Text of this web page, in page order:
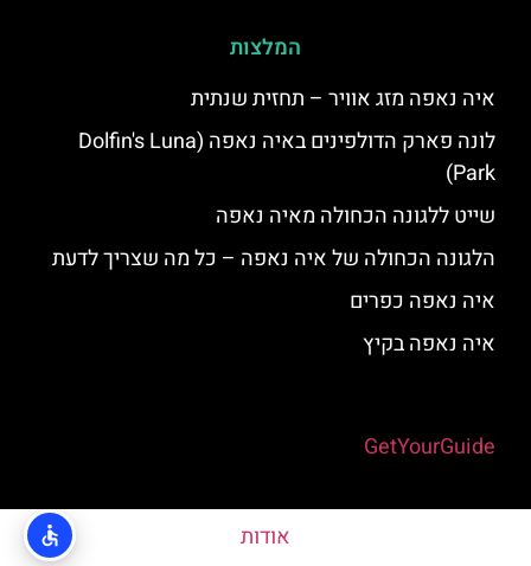
המלצות
איה נאפה מזג אוויר – תחזית שנתית
לונה פארק הדולפינים באיה נאפה (Dolfin's Luna
Park)
שייט ללגונה הכחולה מאיה נאפה
הלגונה הכחולה של איה נאפה – כל מה שצריך לדעת
איה נאפה כפרים
איה נאפה בקיץ
GetYourGuide
אודות